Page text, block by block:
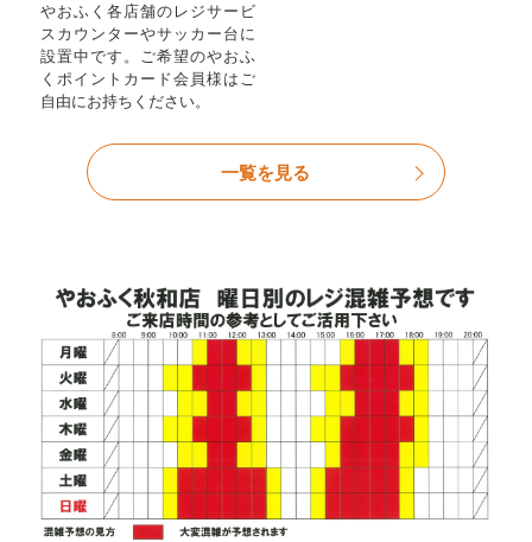
やおふく各店舗のレジサービ
スカウンターやサッカー台に
設置中です。ご希望のやおふ
くポイントカード会員様はご
自由にお持ちください。
一覧を見る